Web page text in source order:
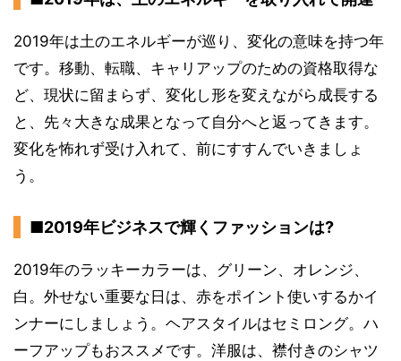
2019年は土のエネルギーが巡り、変化の意味を持つ年
です。移動、転職、キャリアップのための資格取得な
ど、現状に留まらず、変化し形を変えながら成長する
と、先々大きな成果となって自分へと返ってきます。
変化を怖れず受け入れて、前にすすんでいきましょ
う。
■2019年ビジネスで輝くファッションは?
2019年のラッキーカラーは、グリーン、オレンジ、
白。外せない重要な日は、赤をポイント使いするかイ
ンナーにしましょう。ヘアスタイルはセミロング。ハ
ーフアップもおススメです。洋服は、襟付きのシャツ